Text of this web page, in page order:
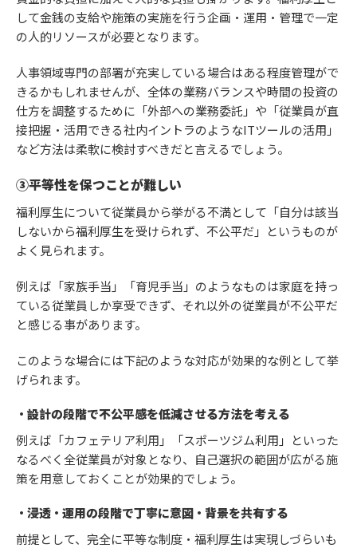
して金銭の支給や施策の実施を行う企画・運用・管理で一定
の人的リソースが必要となります。
人事領域専門の部署が充実している場合はある程度管理がで
きるかもしれませんが、全体の業務バランスや時間の投資の
仕方を調整するために「外部への業務委託」や「従業員が直
接把握・活用できる社内イントラのようなITツールの活用」
など方法は柔軟に検討すべきだと言えるでしょう。
③平等性を保つことが難しい
福利厚生について従業員から挙がる不満として「自分は該当
しないから福利厚生を受けられず、不公平だ」というものが
よく見られます。
例えば「家族手当」「育児手当」のようなものは家庭を持っ
ている従業員しか享受できず、それ以外の従業員が不公平だ
と感じる事があります。
このような場合には下記のような対応が効果的な例として挙
げられます。
・設計の段階で不公平感を低減させる方法を考える
例えば「カフェテリア利用」「スポーツジム利用」といった
なるべく全従業員が対象となり、自己選択の範囲が広がる施
策を用意しておくことが効果的でしょう。
・浸透・運用の段階で丁寧に意図・背景を共有する
前提として、完全に平等な制度・福利厚生は実現しづらいも